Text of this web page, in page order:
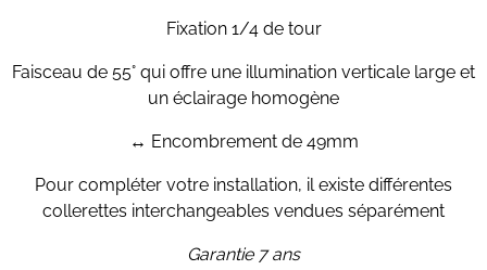
Fixation 1/4 de tour
Faisceau de 55° qui offre une illumination verticale large et
un éclairage homogène
↔ Encombrement de 49mm
Pour compléter votre installation, il existe différentes
collerettes interchangeables vendues séparément
Garantie 7 ans